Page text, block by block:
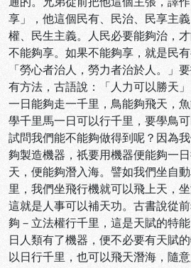
享」，他這個民有、民治、民享主
權、民生主義。人民必要能夠治，
不能夠享。如果不能夠享，就是民
「勞心者治人，勞力者治於人。」
有方法，古語說：「人力可以勝天
一日能夠走一千里，鳥能夠飛天，
學千里馬一日可以行千里，要學鳥
試問我們能不能夠做得到呢？因為
夠製造機器，祇要用機器便能夠一
天，便能夠潛入海。譬如我們坐自
里，我們坐飛行機就可以飛上天，
這就是人事可以補天功。古書說從
夠－立法權行千里，這是天賦的特
日人類有了機器，便不必要有天賦
以日行千里，也可以飛天潛海，隨